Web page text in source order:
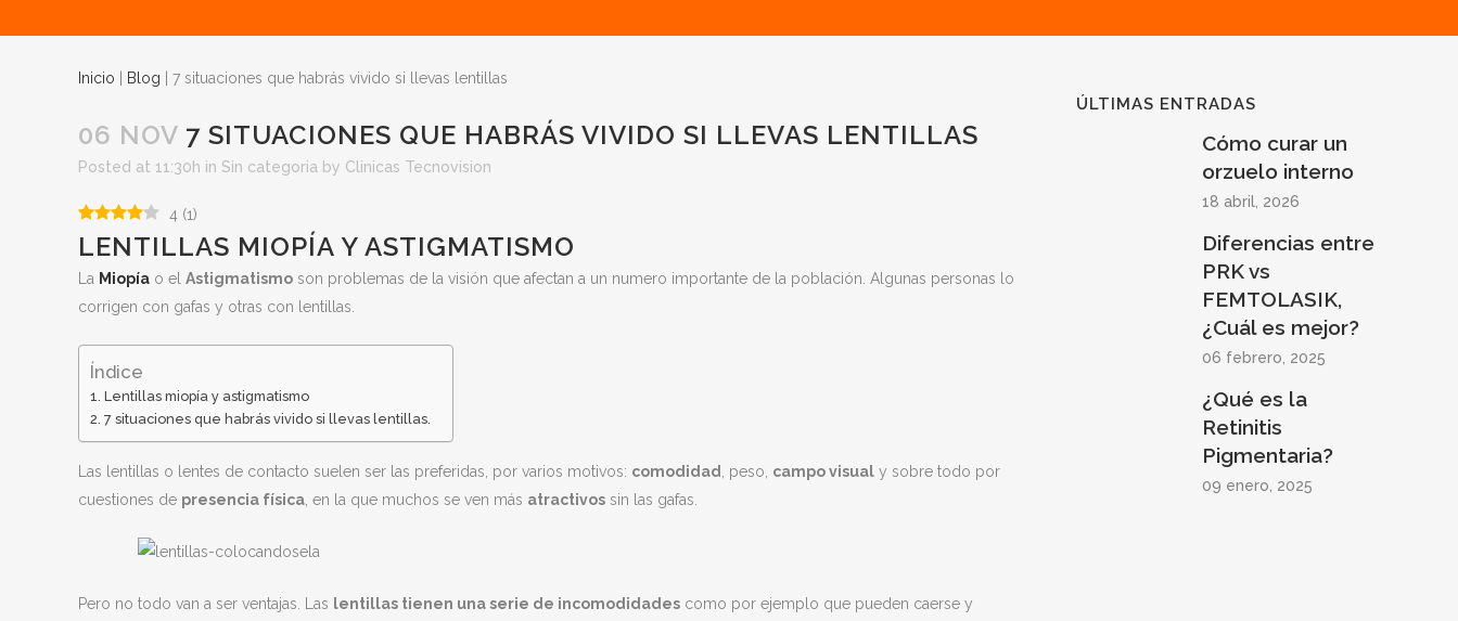
Inicio | Blog | 7 situaciones que habrás vivido si llevas lentillas
06 NOV 7 SITUACIONES QUE HABRÁS VIVIDO SI LLEVAS LENTILLAS
Posted at 11:30h in Sin categoria by Clinicas Tecnovision
4 (1)
LENTILLAS MIOPÍA Y ASTIGMATISMO
La Miopía o el Astigmatismo son problemas de la visión que afectan a un numero importante de la población. Algunas personas lo
corrigen con gafas y otras con lentillas.
Índice
Lentillas miopía y astigmatismo
7 situaciones que habrás vivido si llevas lentillas.
Las lentillas o lentes de contacto suelen ser las preferidas, por varios motivos: comodidad , peso, campo visual y sobre todo por
cuestiones de presencia física , en la que muchos se ven más atractivos sin las gafas.
Pero no todo van a ser ventajas. Las lentillas tienen una serie de incomodidades como por ejemplo que pueden caerse y
ÚLTIMAS ENTRADAS
Cómo curar un
orzuelo interno
18 abril, 2026
Diferencias entre
PRK vs
FEMTOLASIK,
¿Cuál es mejor?
06 febrero, 2025
¿Qué es la
Retinitis
Pigmentaria?
09 enero, 2025